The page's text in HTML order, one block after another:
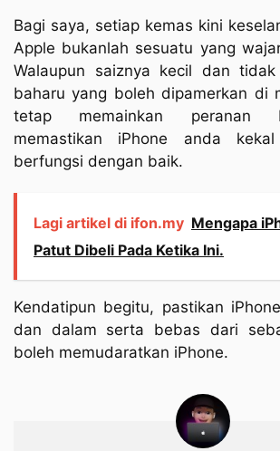
Bagi saya, setiap kemas kini
Apple bukanlah sesuatu yang
Walaupun saiznya kecil dan
baharu yang boleh dipamerkan di
tetap memainkan peranan
memastikan iPhone anda
berfungsi dengan baik.
Lagi artikel di ifon.my Mengapa
Patut Dibeli Pada Ketika Ini.
Kendatipun begitu, pastikan
dan dalam serta bebas dari
boleh memudaratkan iPhone.